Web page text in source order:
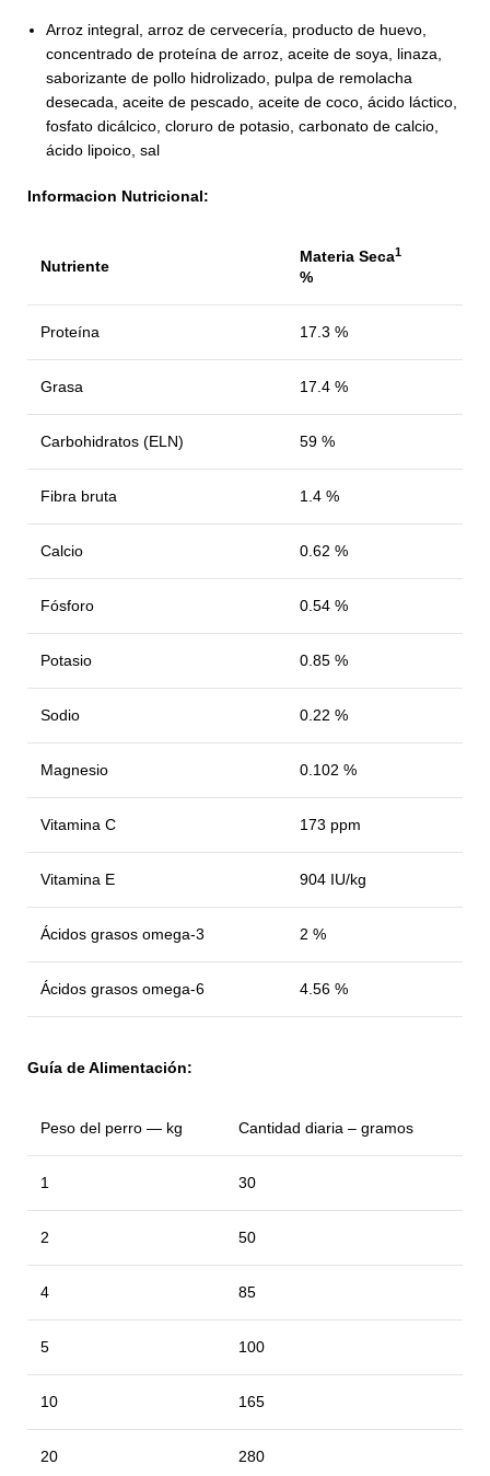
Arroz integral, arroz de cervecería, producto de huevo,
concentrado de proteína de arroz, aceite de soya, linaza,
saborizante de pollo hidrolizado, pulpa de remolacha
desecada, aceite de pescado, aceite de coco, ácido láctico,
fosfato dicálcico, cloruro de potasio, carbonato de calcio,
ácido lipoico, sal
Informacion Nutricional:
Nutriente
Materia Seca1
%
Proteína 17.3 %
Grasa 17.4 %
Carbohidratos (ELN) 59 %
Fibra bruta 1.4 %
Calcio 0.62 %
Fósforo 0.54 %
Potasio 0.85 %
Sodio 0.22 %
Magnesio 0.102 %
Vitamina C 173 ppm
Vitamina E 904 IU/kg
Ácidos grasos omega-3 2 %
Ácidos grasos omega-6 4.56 %
Guía de Alimentación:
Peso del perro — kg Cantidad diaria – gramos
1 30
2 50
4 85
5 100
10 165
20 280